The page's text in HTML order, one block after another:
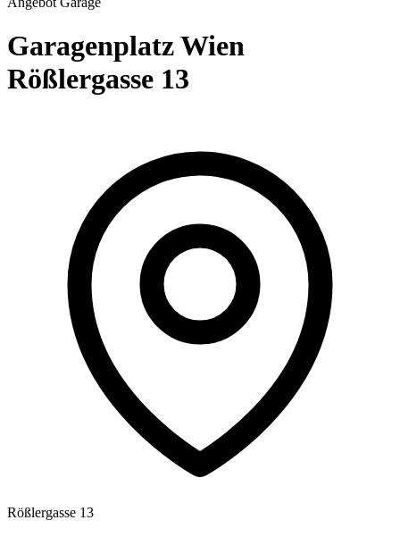
Garagenplatz Wien
Rößlergasse 13
Rößlergasse 13